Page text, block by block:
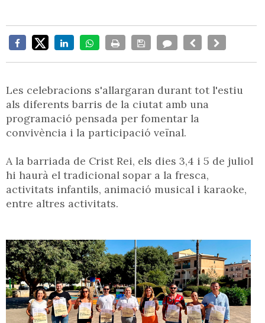
Les celebracions s'allargaran durant tot l'estiu
als diferents barris de la ciutat amb una
programació pensada per fomentar la
convivència i la participació veïnal.
A la barriada de Crist Rei, els dies 3,4 i 5 de juliol
hi haurà el tradicional sopar a la fresca,
activitats infantils, animació musical i karaoke,
entre altres activitats.